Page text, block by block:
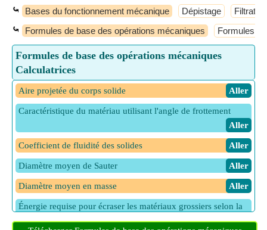
⤿ Bases du fonctionnement mécanique Dépistage Filtration
⤿ Formules de base des opérations mécaniques Formules
Formules de base des opérations mécaniques
Calculatrices
Aire projetée du corps solide ​ Aller
Caractéristique du matériau utilisant l'angle de frottement
​ Aller
Coefficient de fluidité des solides ​ Aller
Diamètre moyen de Sauter ​ Aller
Diamètre moyen en masse ​ Aller
Énergie requise pour écraser les matériaux grossiers selon la
loi de Bond
​ Aller